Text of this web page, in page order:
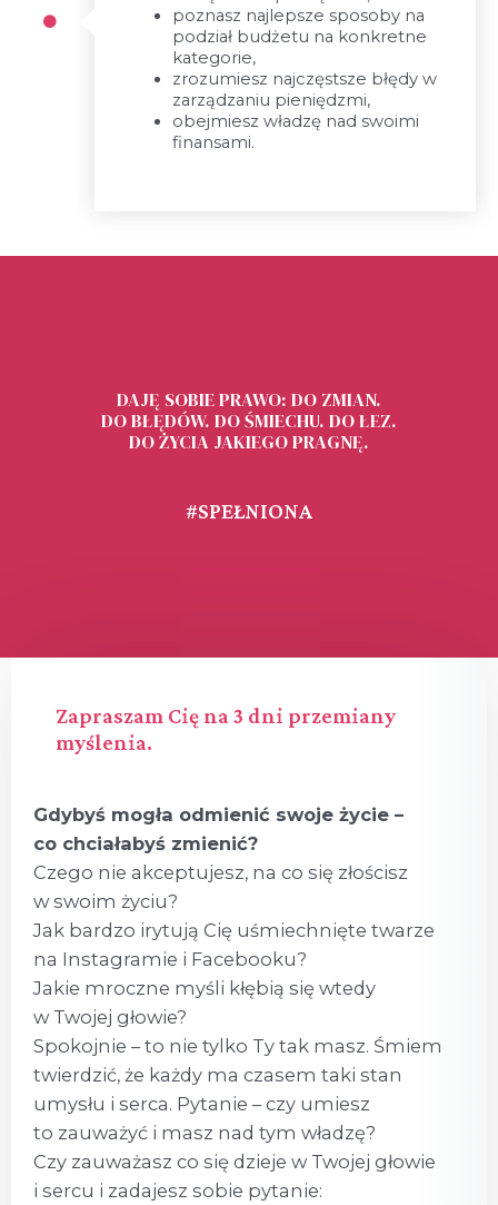
poznasz najlepsze sposoby na
podział budżetu na konkretne
kategorie,
zrozumiesz najczęstsze błędy w
zarządzaniu pieniędzmi,
obejmiesz władzę nad swoimi
finansami.
DAJĘ SOBIE PRAWO: DO ZMIAN.
DO BŁĘDÓW. DO ŚMIECHU. DO ŁEZ.
DO ŻYCIA JAKIEGO PRAGNĘ.
#SPEŁNIONA
Zapraszam Cię na 3 dni przemiany
myślenia.
Gdybyś mogła odmienić swoje życie –
co chciałabyś zmienić?
Czego nie akceptujesz, na co się złościsz
w swoim życiu?
Jak bardzo irytują Cię uśmiechnięte twarze
na Instagramie i Facebooku?
Jakie mroczne myśli kłębią się wtedy
w Twojej głowie?
Spokojnie – to nie tylko Ty tak masz. Śmiem
twierdzić, że każdy ma czasem taki stan
umysłu i serca. Pytanie – czy umiesz
to zauważyć i masz nad tym władzę?
Czy zauważasz co się dzieje w Twojej głowie
i sercu i zadajesz sobie pytanie: